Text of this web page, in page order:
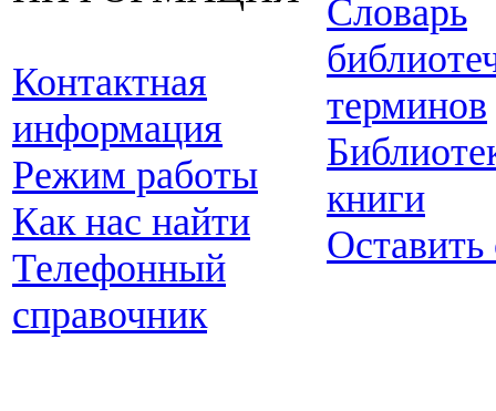
Контактная
информация
Режим работы
Как нас найти
Телефонный
справочник
Словарь
терминов
книги
Оставить